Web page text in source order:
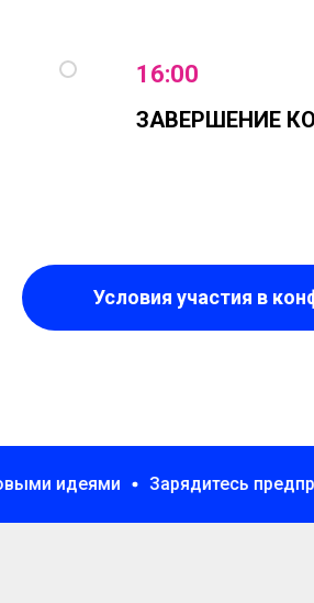
16:00
ЗАВЕРШЕНИЕ
Условия участия в
Зарядитесь